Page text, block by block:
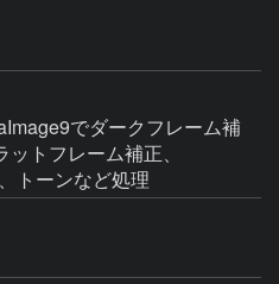
でダークフレーム補
トフレーム補正、
トーンなど処理